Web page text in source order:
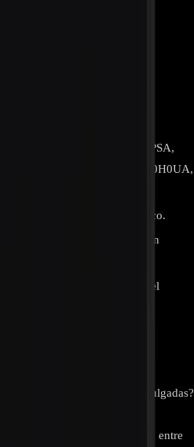
49UM7360PSA,
49UT640S0DA, 49UT670H0UA,
sin retroiluminación ni marco.
de televisores LG de 49” con
calificado por la delicadeza del
los televisores LG de 49 pulgadas?
como 49UK6300PDB,
49UT670H0UA, entre